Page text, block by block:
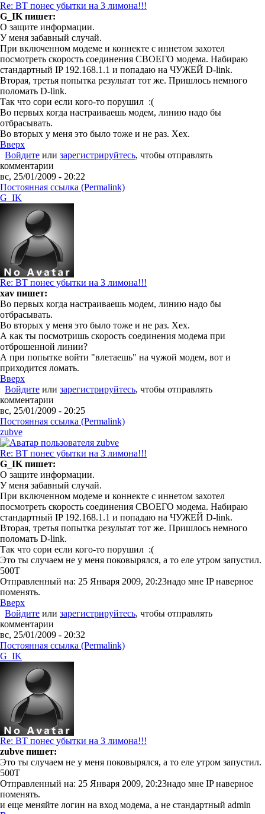
Re: ВТ понес убытки на 3 лимона!!!
G_IK пишет:
О защите информации.
У меня забавный случай.
При включенном модеме и коннекте с иннетом захотел
посмотреть скорость соединения СВОЕГО модема. Набираю
стандартный IP 192.168.1.1 и попадаю на ЧУЖЕЙ D-link.
Вторая, третья попытка результат тот же. Пришлось немного
поломать D-link.
Так что сори если кого-то порушил :(
Во первых когда настраиваешь модем, линию надо бы
отбрасывать.
Во вторых у меня это было тоже и не раз. Хех.
Вверх
Войдите или зарегистрируйтесь, чтобы отправлять
комментарии
вс, 25/01/2009 - 20:22
Постоянная ссылка (Permalink)
G_IK
Re: ВТ понес убытки на 3 лимона!!!
xav пишет:
Во первых когда настраиваешь модем, линию надо бы
отбрасывать.
Во вторых у меня это было тоже и не раз. Хех.
А как ты посмотришь скорость соединения модема при
отброшенной линии?
А при попытке войти "влетаешь" на чужой модем, вот и
приходится ломать.
Вверх
Войдите или зарегистрируйтесь, чтобы отправлять
комментарии
вс, 25/01/2009 - 20:25
Постоянная ссылка (Permalink)
zubve
Re: ВТ понес убытки на 3 лимона!!!
G_IK пишет:
О защите информации.
У меня забавный случай.
При включенном модеме и коннекте с иннетом захотел
посмотреть скорость соединения СВОЕГО модема. Набираю
стандартный IP 192.168.1.1 и попадаю на ЧУЖЕЙ D-link.
Вторая, третья попытка результат тот же. Пришлось немного
поломать D-link.
Так что сори если кого-то порушил :(
Это ты случаем не у меня поковырялся, а то еле утром запустил.
500Т
Отправленный на: 25 Января 2009, 20:23надо мне IP наверное
поменять.
Вверх
Войдите или зарегистрируйтесь, чтобы отправлять
комментарии
вс, 25/01/2009 - 20:32
Постоянная ссылка (Permalink)
G_IK
Re: ВТ понес убытки на 3 лимона!!!
zubve пишет:
Это ты случаем не у меня поковырялся, а то еле утром запустил.
500Т
Отправленный на: 25 Января 2009, 20:23надо мне IP наверное
поменять.
и еще меняйте логин на вход модема, а не стандартный admin